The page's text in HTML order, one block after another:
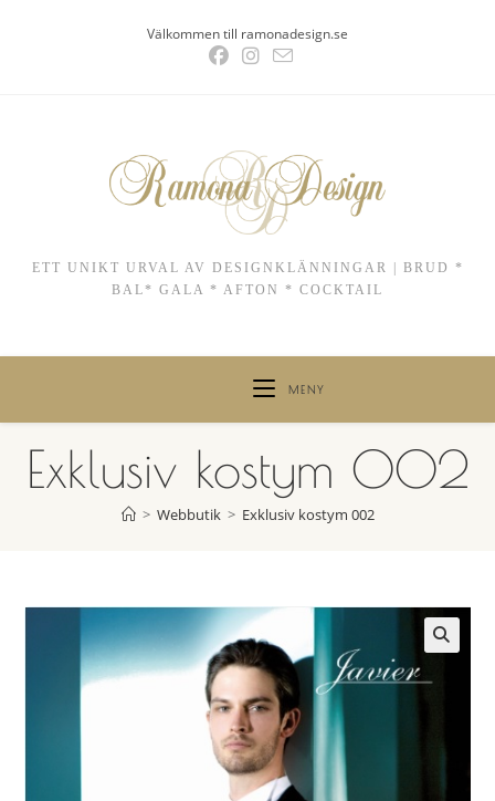
Välkommen till ramonadesign.se
ETT UNIKT URVAL AV DESIGNKLÄNNINGAR | BRUD *
BAL* GALA * AFTON * COCKTAIL
MENY
Exklusiv kostym 002
> Webbutik > Exklusiv kostym 002